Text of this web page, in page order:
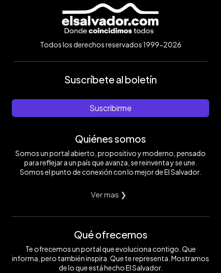
Todos los derechos reservados 1999-2026
Suscríbete al boletín
Suscribirme
Quiénes somos
Somos un portal abierto, propositivo y moderno, pensado
para reflejar a un país que avanza, se reinventa y se une.
Somos el punto de conexión con lo mejor de El Salvador.
Ver mas ❯
Qué ofrecemos
Te ofrecemos un portal que evoluciona contigo. Que
informa, pero también inspira. Que te representa. Mostramos
de lo que está hecho El Salvador.